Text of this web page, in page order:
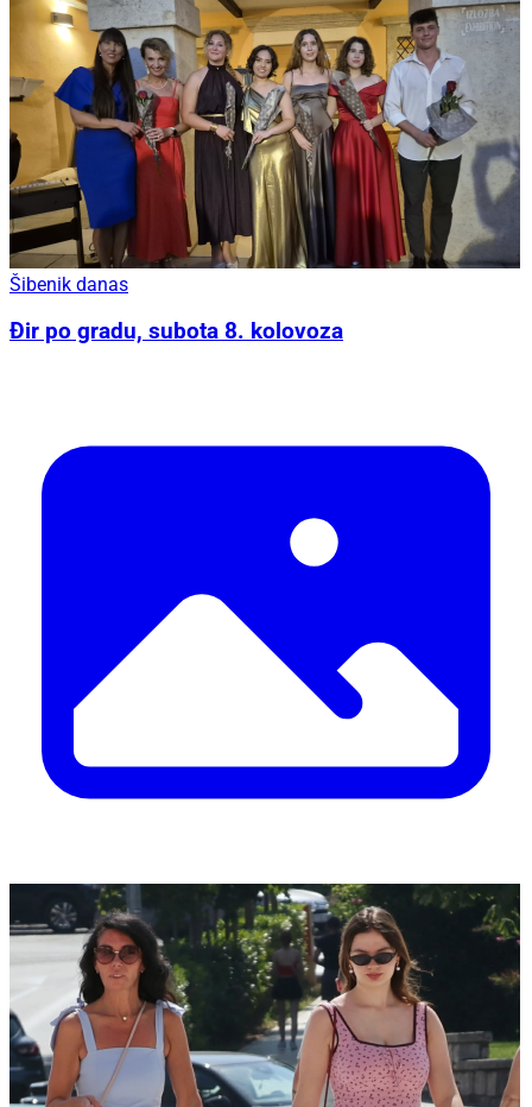
Šibenik danas
Đir po gradu, subota 8. kolovoza